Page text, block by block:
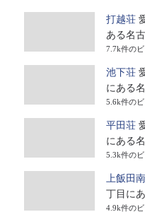
打越荘
ある名
7.7k件の
池下荘
にある
5.6k件の
平田荘
にある
5.3k件の
上飯田
丁目に
4.9k件の